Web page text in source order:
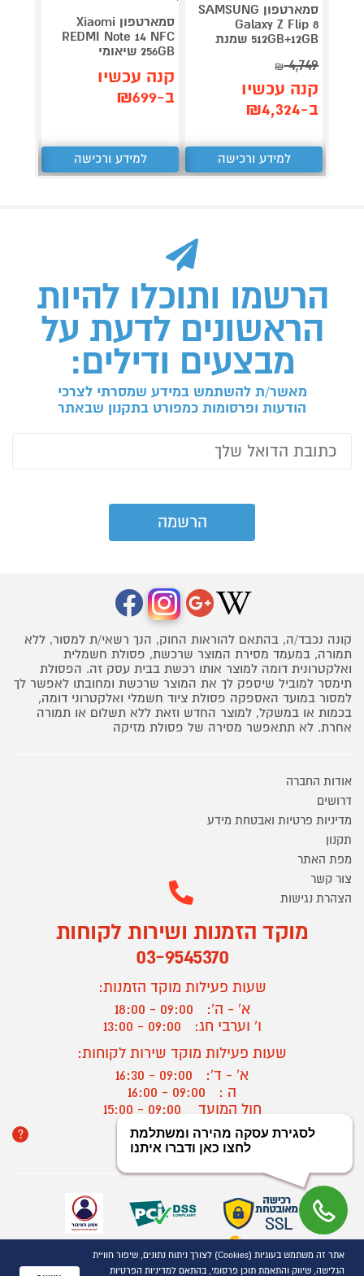
סמארטפון SAMSUNG
Galaxy Z Flip 8
512GB+12GB שמנת
4,749
₪
קנה עכשיו
ב-₪4,324
למידע ורכישה
סמארטפון Xiaomi
REDMI Note 14 NFC
256GB שיאומי
קנה עכשיו
ב-₪699
למידע ורכישה
הרשמו ותוכלו להיות
הראשונים לדעת על
מבצעים ודילים:
מאשר/ת להשתמש במידע שמסרתי לצרכי
הודעות ופרסומות כמפורט בתקנון שבאתר
קונה נכבד/ה, בהתאם להוראות החוק, הנך רשאי/ת למסור, ללא
תמורה, במעמד מסירת המוצר שרכשת, פסולת חשמלית
ואלקטרונית דומה למוצר אותו רכשת בבית עסק זה. הפסולת
תימסר למוביל שיספק לך את המוצר שרכשת ומחובתו לאפשר לך
למסור במועד האספקה פסולת ציוד חשמלי ואלקטרוני דומה,
בכמות או במשקל, למוצר החדש וזאת ללא תשלום או תמורה
אחרת. לא תתאפשר מסירה של פסולת מזיקה
אודות החברה
דרושים
מדיניות פרטיות ואבטחת מידע
תקנון
מפת האתר
צור קשר
הצהרת נגישות
מוקד הזמנות ושירות לקוחות
03-9545370
שעות פעילות מוקד הזמנות:
א' - ה':
09:00 - 18:00
ו' וערבי חג:
09:00 - 13:00
שעות פעילות מוקד שירות לקוחות:
א' - ד':
09:00 - 16:30
ה :
09:00 - 16:00
חול המועד
? יצירת קשר/ביטול הזמנה
כל הזכויות שמורות P1000© 2021
אתר זה משתמש בעוגיות (Cookies) לצורך ניתוח נתונים, שיפור חוויית
הגלישה, שיווק והתאמת תוכן פרסומי, בהתאם למדיניות הפרטיות